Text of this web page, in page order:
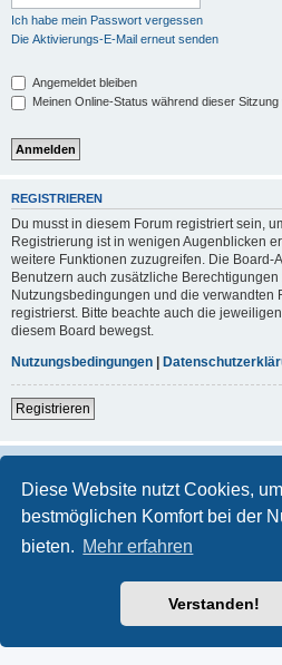
Diese Website nutzt Cookies,
bestmöglichen Komfort bei der
bieten. Mehr erfahren
Verstanden!
Ich habe mein Passwort vergessen
Die Aktivierungs-E-Mail erneut senden
Angemeldet bleiben
Meinen Online-Status während dieser
REGISTRIEREN
Du musst in diesem Forum registriert sein,
Registrierung ist in wenigen Augenblicken
weitere Funktionen zuzugreifen. Die Board-
Benutzern auch zusätzliche
Nutzungsbedingungen und die verwandten
registrierst. Bitte beachte auch die
diesem Board bewegst.
Nutzungsbedingungen
Registrieren
Deutsche Übersetzung
Datenschutz